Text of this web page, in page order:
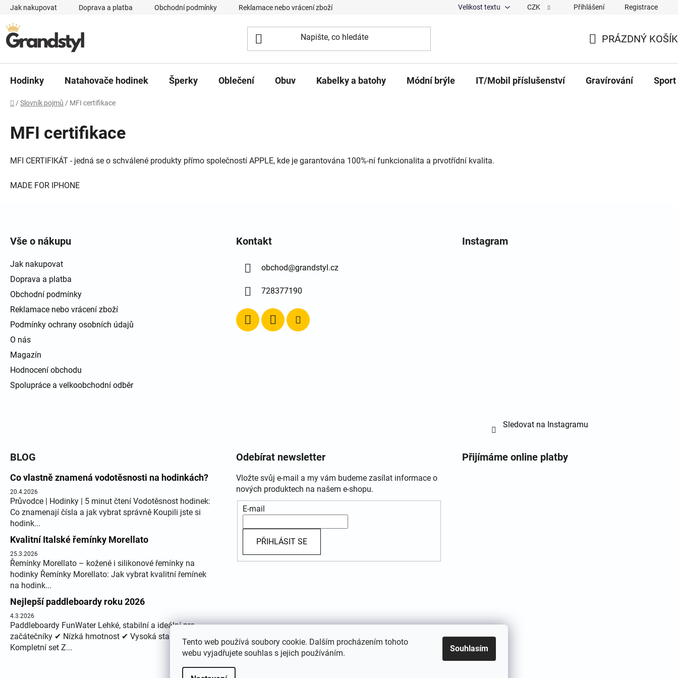
Tento web používá soubory cookie. Dalším procházením tohoto
webu vyjadřujete souhlas s jejich používáním.
Souhlasím
Přejít na obsah
Jak nakupovat Doprava a platba Obchodní podmínky Reklamace nebo vrácení zboží Podmínky ochrany osobních údajů O nás Magazín Hodnocení obchodu
Velikost textu CZK Přihlášení Registrace
PRÁZDNÝ KOŠÍK
Hodinky Natahovače hodinek Šperky Oblečení Obuv Kabelky a batohy Módní brýle IT/Mobil příslušenství Gravírování Sport
Domů
/ Slovník pojmů / MFI certifikace
MFI certifikace
MFI CERTIFIKÁT - jedná se o schválené produkty přímo společností APPLE, kde je garantována 100%-ní funkcionalita a prvotřídní kvalita.
MADE FOR IPHONE
Vše o nákupu
Jak nakupovat
Doprava a platba
Obchodní podmínky
Reklamace nebo vrácení zboží
Podmínky ochrany osobních údajů
O nás
Magazín
Hodnocení obchodu
Spolupráce a velkoobchodní odběr
Kontakt
obchod@grandstyl.cz
728377190
Instagram
Sledovat na Instagramu
BLOG
Co vlastně znamená vodotěsnosti na hodinkách?
20.4.2026
Průvodce | Hodinky | 5 minut čtení Vodotěsnost hodinek:
Co znamenají čísla a jak vybrat správně Koupili jste si
hodink...
Kvalitní Italské řemínky Morellato
25.3.2026
Řemínky Morellato – kožené i silikonové řemínky na
hodinky Řemínky Morellato: Jak vybrat kvalitní řemínek
na hodink...
Nejlepší paddleboardy roku 2026
4.3.2026
Paddleboardy FunWater Lehké, stabilní a ideální pro
začátečníky ✔ Nízká hmotnost ✔ Vysoká stabilita ✔
Kompletní set Z...
Odebírat newsletter
Vložte svůj e-mail a my vám budeme zasílat informace o
nových produktech na našem e-shopu.
E-mail
PŘIHLÁSIT SE
Přijímáme online platby